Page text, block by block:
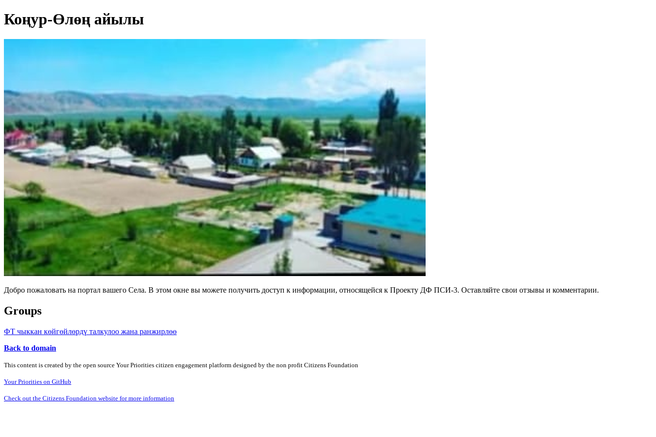
Коңур-Өлөң айылы
Добро пожаловать на портал вашего Села. В этом окне вы можете получить доступ к информации, относящейся к Проекту ДФ ПСИ-3. Оставляйте свои отзывы и комментарии.
Groups
ФТ чыккан көйгөйлөрдү талкулоо жана ранжирлөө
Back to domain
This content is created by the open source Your Priorities citizen engagement platform designed by the non profit Citizens Foundation
Your Priorities on GitHub
Check out the Citizens Foundation website for more information